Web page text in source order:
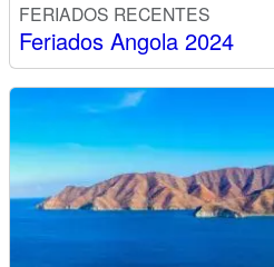
FERIADOS RECENTES
Feriados Angola 2024